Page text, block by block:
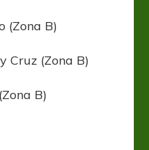
(Zona B)
Cruz (Zona B)
B)